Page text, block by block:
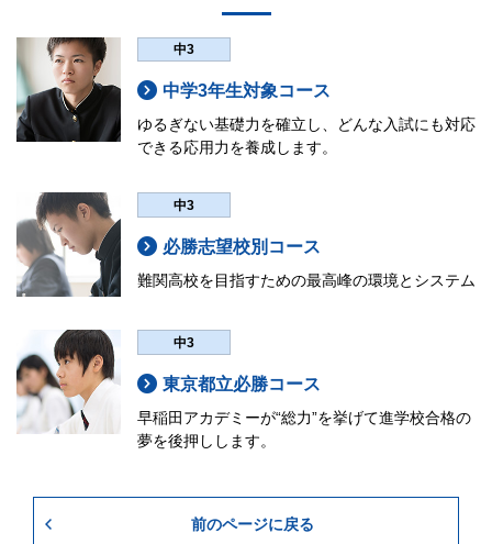
中3
中学3年生対象コース
ゆるぎない基礎力を確立し、どんな入試にも対応
できる応用力を養成します。
中3
必勝志望校別コース
難関高校を目指すための最高峰の環境とシステム
中3
東京都立必勝コース
早稲田アカデミーが“総力”を挙げて進学校合格の
夢を後押しします。
前のページに戻る